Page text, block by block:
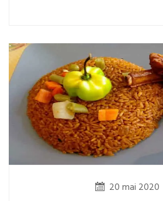
20 mai 2020